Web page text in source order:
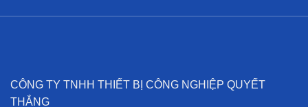
CÔNG TY TNHH THIẾT BỊ CÔNG NGHIỆP QUYẾT
THẮNG